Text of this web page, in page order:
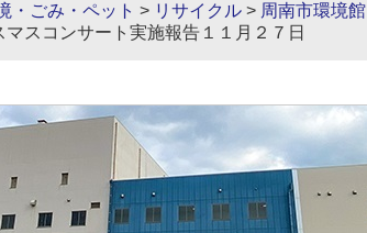
・ごみ・ペット > リサイクル > 周南市環境館
スコンサート実施報告１１月２７日